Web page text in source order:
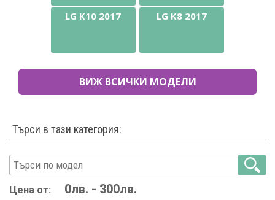
LG K10 2017 LG K8 2017
ВИЖ ВСИЧКИ МОДЕЛИ
Търси в тази категория:
Цена от: